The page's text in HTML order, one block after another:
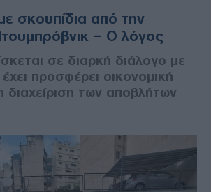
σκουπίδια από την
– Ο λόγος
σε διαρκή διάλογο με
προσφέρει οικονομική
διαχείριση των αποβλήτων